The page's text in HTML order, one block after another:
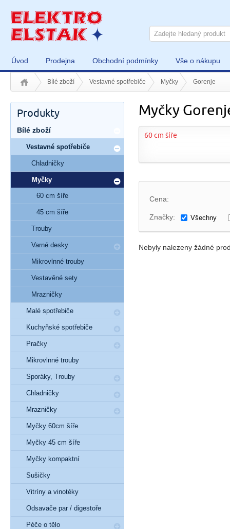
Úvod Prodejna Obchodní podmínky Vše o nákupu
Bílé zboží Vestavné spotřebiče Myčky Gorenje
Myčky
60 cm šíře
Cena:
Značky: Všechny
Nebyly nalezeny žádné
Produkty
Bílé zboží
Vestavné spotřebiče
Chladničky
Myčky
60 cm šíře
45 cm šíře
Trouby
Varné desky
Mikrovlnné trouby
Vestavěné sety
Mrazničky
Malé spotřebiče
Kuchyňské spotřebiče
Pračky
Mikrovlnné trouby
Sporáky, Trouby
Chladničky
Mrazničky
Myčky 60cm šíře
Myčky 45 cm šíře
Myčky kompaktní
Sušičky
Vitríny a vinotéky
Odsavače par / digestoře
Péče o tělo